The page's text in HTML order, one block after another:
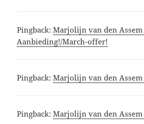
Pingback:Marjolijn van den Assem
Aanbieding!/March-offer!
Pingback:Marjolijn van den
Pingback:Marjolijn van den Assem